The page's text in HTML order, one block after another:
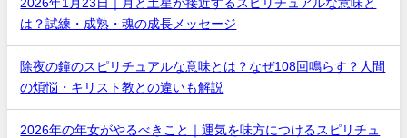
2026年1月23日｜月と土星が接近するスピリチュアルな意味と
は？試練・成熟・魂の成長メッセージ
除夜の鐘のスピリチュアルな意味とは？なぜ108回鳴らす？人間
の煩悩・キリスト教との違いも解説
2026年の年女がやるべきこと｜運気を味方につけるスピリチュ